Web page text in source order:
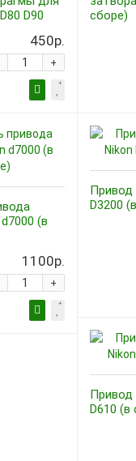
D90
450р.
+
сборе)
(в
1100р.
+
Привод
D3200
Привод
D610 (в